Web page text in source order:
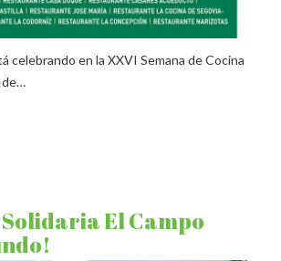
celebrando en la XXVI Semana de Cocina
de…
El Campo